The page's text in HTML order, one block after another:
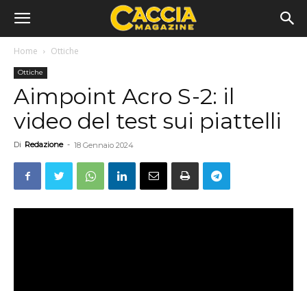
Home Ottiche
Ottiche
Aimpoint Acro S-2: il
video del test sui piattelli
Di Redazione - 18 Gennaio 2024